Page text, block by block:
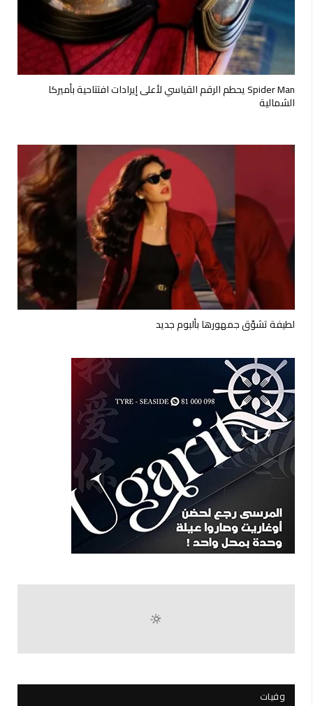
Spider Man يحطم الرقم القياسي لأعلى إيرادات افتتاحية بأميركا
الشمالية
لطيفة تشوّق جمهورها بألبوم جديد
وفيات